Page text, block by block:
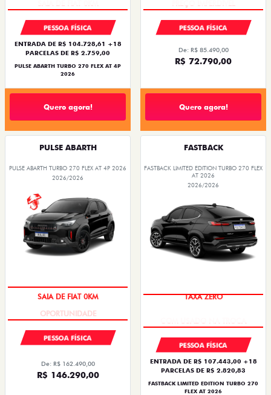
PESSOA FÍSICA
ENTRADA DE R$ 104.728,61 +18
PARCELAS DE R$ 2.759,00
PULSE ABARTH TURBO 270 FLEX AT 4P
2026
Quero agora!
PESSOA FÍSICA
De: R$ 85.490,00
R$ 72.790,00
Quero agora!
PULSE ABARTH
PULSE ABARTH TURBO 270 FLEX AT 4P 2026
2026/2026
SAIA DE FIAT 0KM
PESSOA FÍSICA
De: R$ 162.490,00
R$ 146.290,00
FASTBACK
FASTBACK LIMITED EDITION TURBO 270 FLEX
AT 2026
2026/2026
TAXA ZERO
PESSOA FÍSICA
ENTRADA DE R$ 107.443,00 +18
PARCELAS DE R$ 2.820,83
FASTBACK LIMITED EDITION TURBO 270
FLEX AT 2026